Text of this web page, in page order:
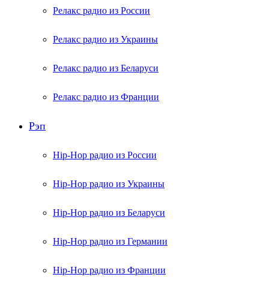
Релакс радио из России
Релакс радио из Украины
Релакс радио из Беларуси
Релакс радио из Франции
Рэп
Hip-Hop радио из России
Hip-Hop радио из Украины
Hip-Hop радио из Беларуси
Hip-Hop радио из Германии
Hip-Hop радио из Франции